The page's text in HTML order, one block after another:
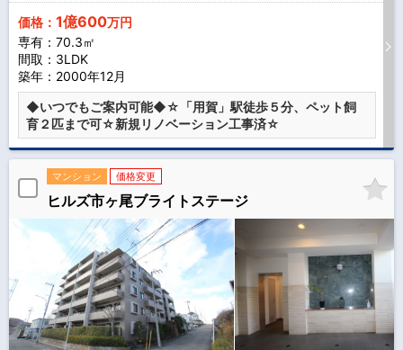
価格： 1億600万円
専有：70.3㎡
間取：3LDK
築年：2000年12月
◆いつでもご案内可能◆☆「用賀」駅徒歩５分、ペット飼
育２匹まで可☆新規リノベーション工事済☆
マンション 価格変更
ヒルズ市ヶ尾ブライトステージ